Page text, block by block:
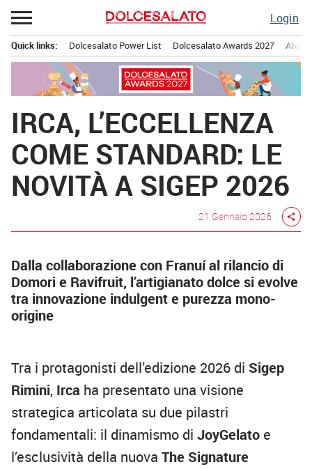
Passa
al
contenuto
Login
principale
Quick links: Dolcesalato Power List Dolcesalato Awards 2027
IRCA, L’ECCELLENZA
COME STANDARD: LE
NOVITÀ A SIGEP 2026
21 Gennaio 2026 share
Dalla collaborazione con Franuí al rilancio di
Domori e Ravifruit, l’artigianato dolce si evolve
tra innovazione indulgent e purezza mono-
origine
Tra i protagonisti dell’edizione 2026 di Sigep
Rimini, Irca ha presentato una visione
strategica articolata su due pilastri
fondamentali: il dinamismo di JoyGelato e
l’esclusività della nuova The Signature